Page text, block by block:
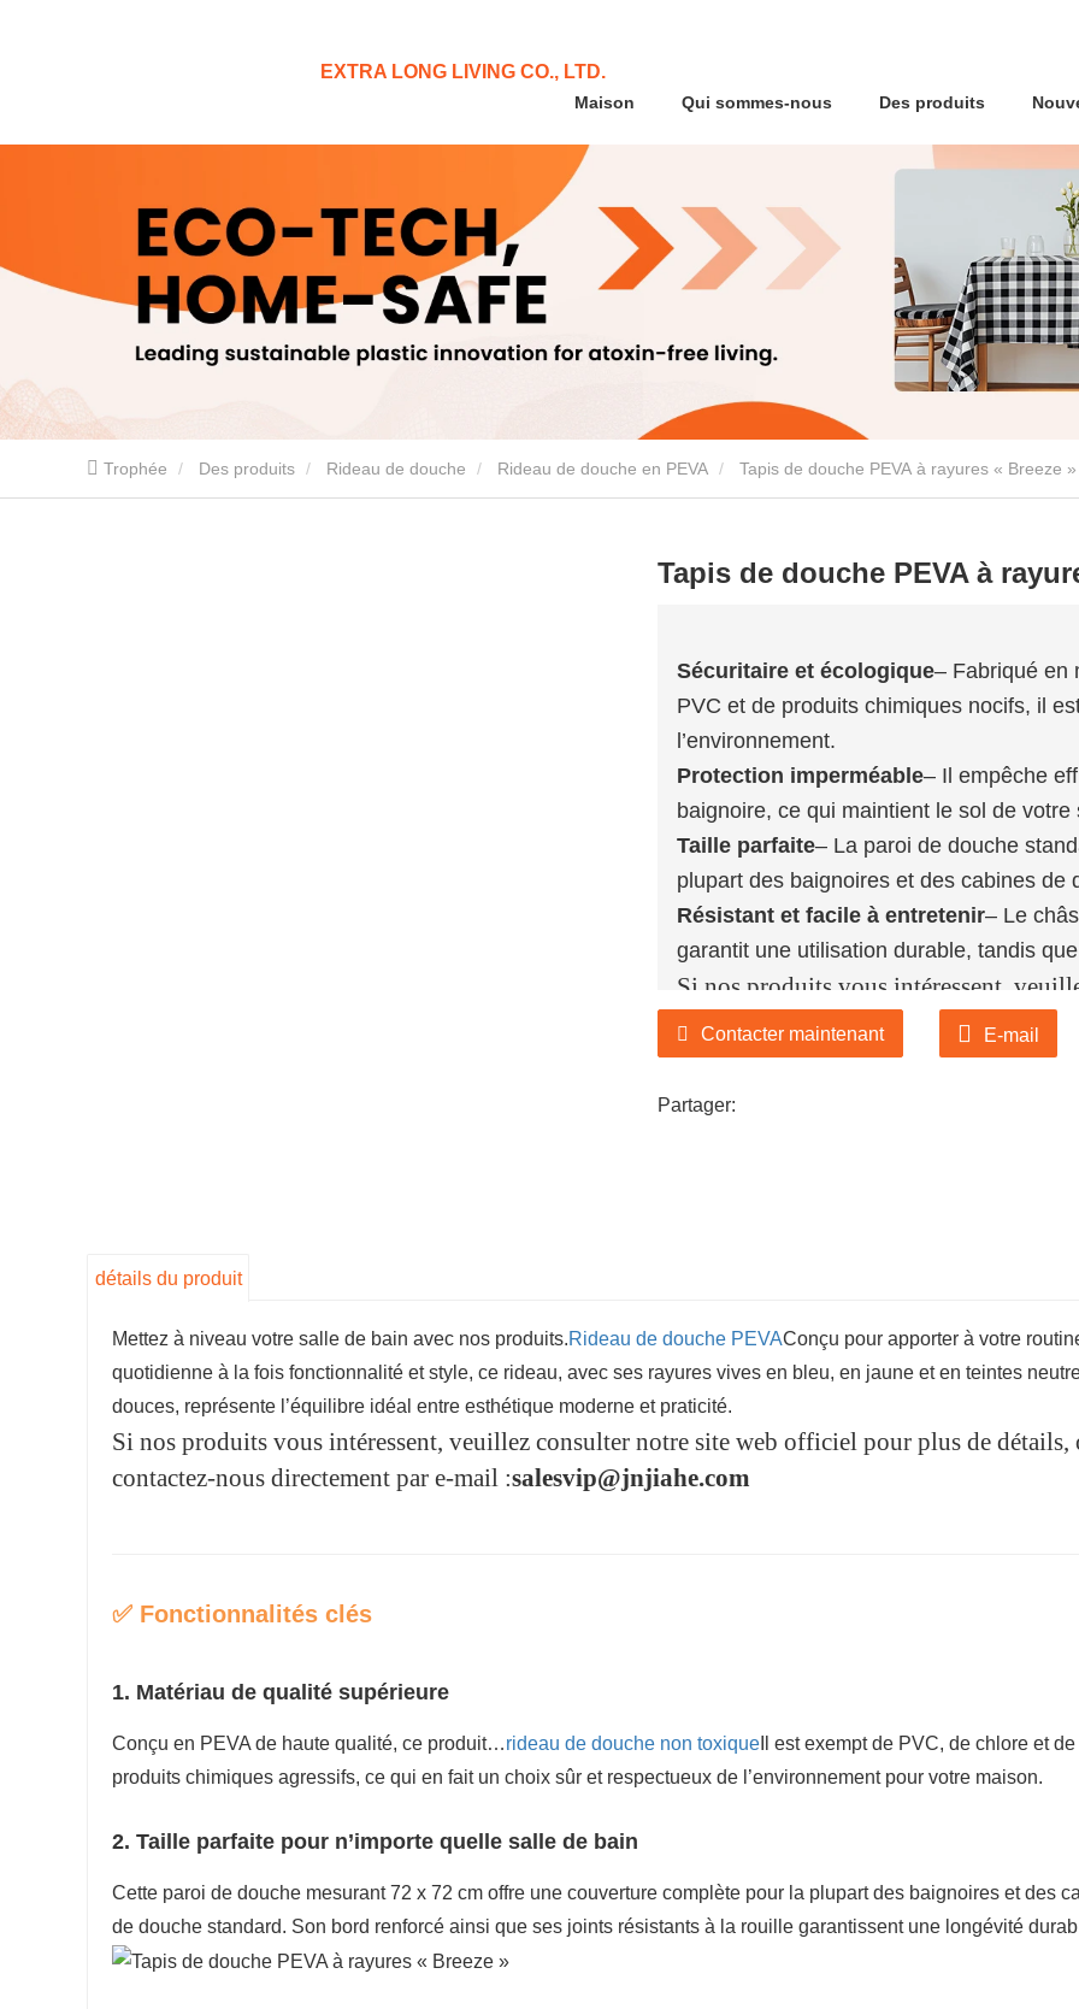
EXTRA LONG LIVING CO., LTD.
Maison Qui sommes-nous Des produits
Trophée Des produits Rideau de douche Rideau de douche en PEVA Tapis de douche PEVA à rayures « Breeze »
Tapis de douche PEVA à
Sécuritaire et écologique– Fabriqué en
PVC et de produits chimiques nocifs, il
l’environnement.
Protection imperméable– Il empêche
baignoire, ce qui maintient le sol de
Taille parfaite– La paroi de douche
plupart des baignoires et des cabines de
Résistant et facile à entretenir– Le
garantit une utilisation durable, tandis
Si nos produits vous intéressent,
plus de détails, ou contactez-nous
Contacter maintenant E-mail
Partager:
détails du produit
Mettez à niveau votre salle de bain avec nos produits.Rideau de douche PEVAConçu pour apporter à votre
quotidienne à la fois fonctionnalité et style, ce rideau, avec ses rayures vives en bleu, en jaune et en teintes
douces, représente l’équilibre idéal entre esthétique moderne et praticité.
Si nos produits vous intéressent, veuillez consulter notre site web officiel pour plus de détails,
contactez-nous directement par e-mail :salesvip@jnjiahe.com
✅ Fonctionnalités clés
1. Matériau de qualité supérieure
Conçu en PEVA de haute qualité, ce produit…rideau de douche non toxique Il est exempt de PVC, de chlore et de
produits chimiques agressifs, ce qui en fait un choix sûr et respectueux de l’environnement pour votre maison.
2. Taille parfaite pour n’importe quelle salle de bain
Cette paroi de douche mesurant 72 x 72 cm offre une couverture complète pour la plupart des baignoires et des
de douche standard. Son bord renforcé ainsi que ses joints résistants à la rouille garantissent une longévité